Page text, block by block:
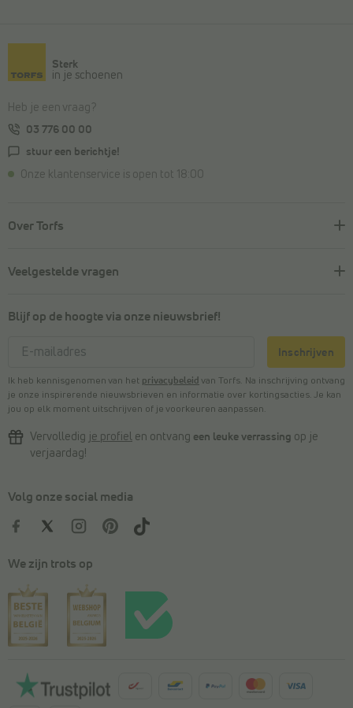
Sterk
in je schoenen
Heb je een vraag?
03 776 00 00
stuur een berichtje!
Onze klantenservice is open tot 18:00
Over Torfs
Veelgestelde vragen
Blijf op de hoogte via onze nieuwsbrief!
Inschrijven
Ik heb kennisgenomen van het privacybeleid van Torfs. Na inschrijving ontvang
je onze inspirerende nieuwsbrieven en informatie over kortingsacties. Je kan
jou op elk moment uitschrijven of je voorkeuren aanpassen.
Vervolledig je profiel en ontvang een leuke verrassing op je
verjaardag!
Volg onze social media
We zijn trots op